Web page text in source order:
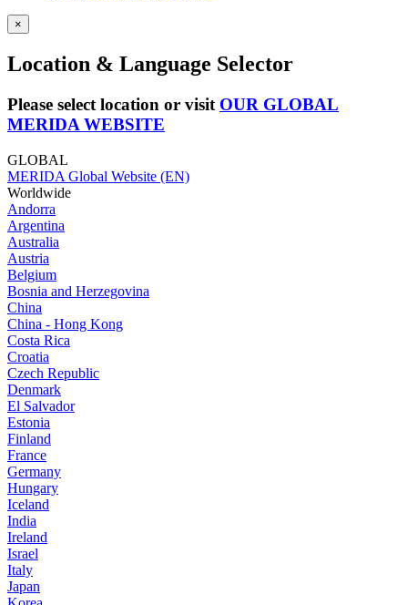
×
Location & Language Selector
Please select location or visit OUR GLOBAL
MERIDA WEBSITE
GLOBAL
MERIDA Global Website (EN)
Worldwide
Andorra
Argentina
Australia
Austria
Belgium
Bosnia and Herzegovina
China
China - Hong Kong
Costa Rica
Croatia
Czech Republic
Denmark
El Salvador
Estonia
Finland
France
Germany
Hungary
Iceland
India
Ireland
Israel
Italy
Japan